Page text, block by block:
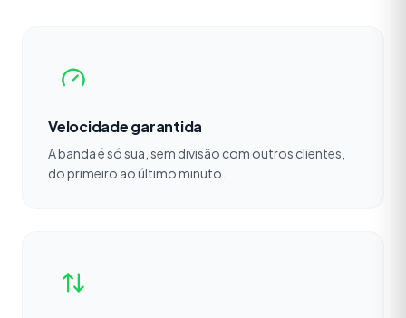
Velocidade garantida
A banda é só sua, sem divisão com outros clientes,
do primeiro ao último minuto.